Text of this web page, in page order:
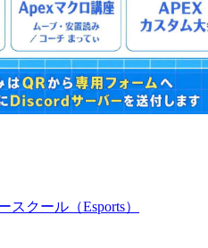
スクール（Esports）